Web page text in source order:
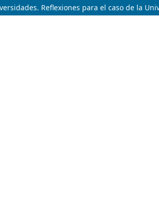
Reflexiones para el caso de la